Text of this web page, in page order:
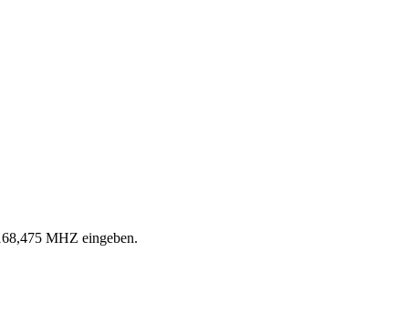
MHZ eingeben.